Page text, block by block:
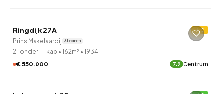
Verkocht onder voorbehoud
Ringdijk 27A C
Prins Makelaardij 3 bronnen
2-onder-1-kap • 162m² • 1934
€ 550.000
7.9 Centrum